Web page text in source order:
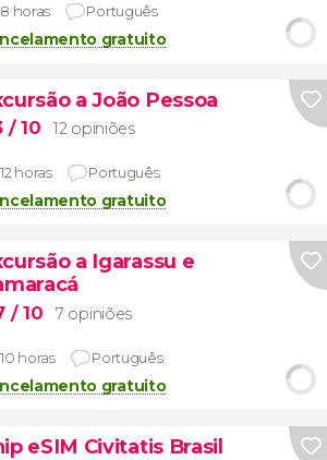
8 horas Português
gratuito
a João Pessoa
/ 10 12 opiniões
12 horas Português
gratuito
a Igarassu e
/ 10 7 opiniões
10 horas Português
gratuito
eSIM Civitatis Brasil